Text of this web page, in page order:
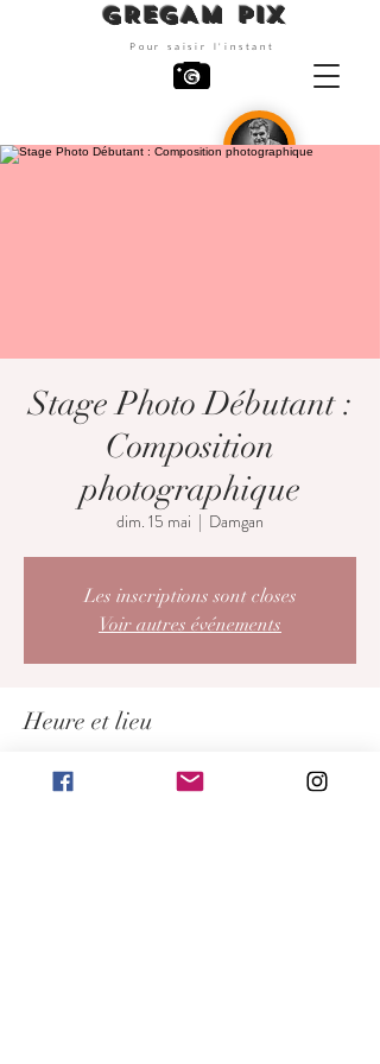
GREGAM PIX
Pour saisir l'instant
Stage Photo Débutant :
Composition
photographique
dim. 15 mai
  |
Damgan
Les inscriptions sont closes
Voir autres événements
Heure et lieu
15 mai 2022, 09:00 – 13:00 UTC+2
Damgan, Damgan, France